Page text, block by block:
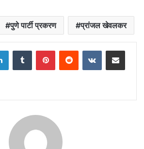
पुणे पार्टी प्रकरण प्रांजल खेवलकर
LinkedInTumblr PinterestReddit VKontakteShare via Email